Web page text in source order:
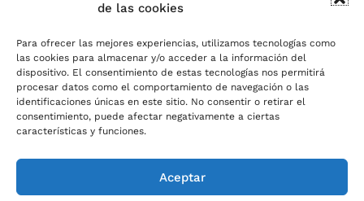
de las cookies
Para ofrecer las mejores experiencias, utilizamos tecnologías como
las cookies para almacenar y/o acceder a la información del
dispositivo. El consentimiento de estas tecnologías nos permitirá
procesar datos como el comportamiento de navegación o las
identificaciones únicas en este sitio. No consentir o retirar el
consentimiento, puede afectar negativamente a ciertas
características y funciones.
Aceptar